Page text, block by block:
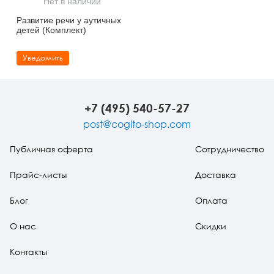
Сказкотерапия
Другие направления психотерапии
Психофизиология
Социальная психология
Учебная литература
Классический и юнгианский психоанализ
Развитие речи у аутичных
детей (Комплект)
Уведомить
+7 (495) 540-57-27
post@cogito-shop.com
Публичная оферта
Прайс-листы
Блог
О нас
Контакты
Сотрудничество
Доставка
Оплата
Скидки